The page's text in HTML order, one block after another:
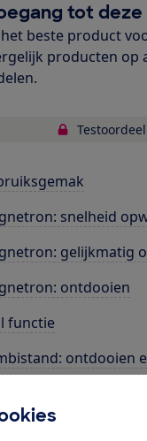
tot
beste product
producten op
Testoordeel
snelheid
gelijkmatig
ontdooien
functie
ontdooien